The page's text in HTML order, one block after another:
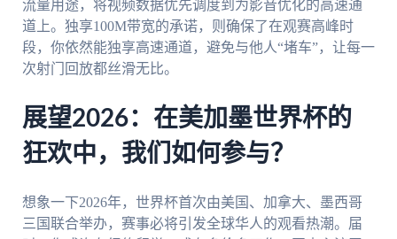
流量用途，将视频数据优先调度到为影音优化的高速通
道上。独享100M带宽的承诺，则确保了在观赛高峰时
段，你依然能独享高速通道，避免与他人“堵车”，让每一
次射门回放都丝滑无比。
展望2026：在美加墨世界杯的
狂欢中，我们如何参与？
想象一下2026年，世界杯首次由美国、加拿大、墨西哥
三国联合举办，赛事必将引发全球华人的观看热潮。届